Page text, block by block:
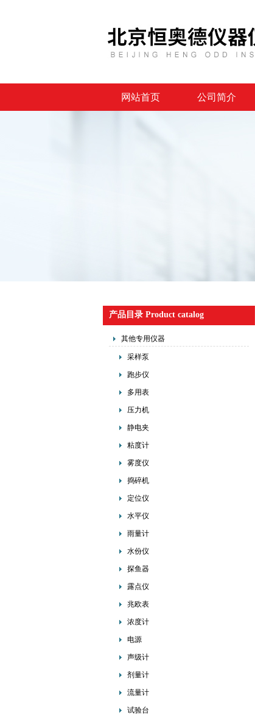
网站首页 公司简介
产品目录 Product catalog
其他专用仪器
采样泵
跑步仪
多用表
压力机
静电夹
粘度计
雾度仪
捣碎机
定位仪
水平仪
雨量计
水份仪
探鱼器
露点仪
兆欧表
浓度计
电源
声级计
剂量计
流量计
试验台